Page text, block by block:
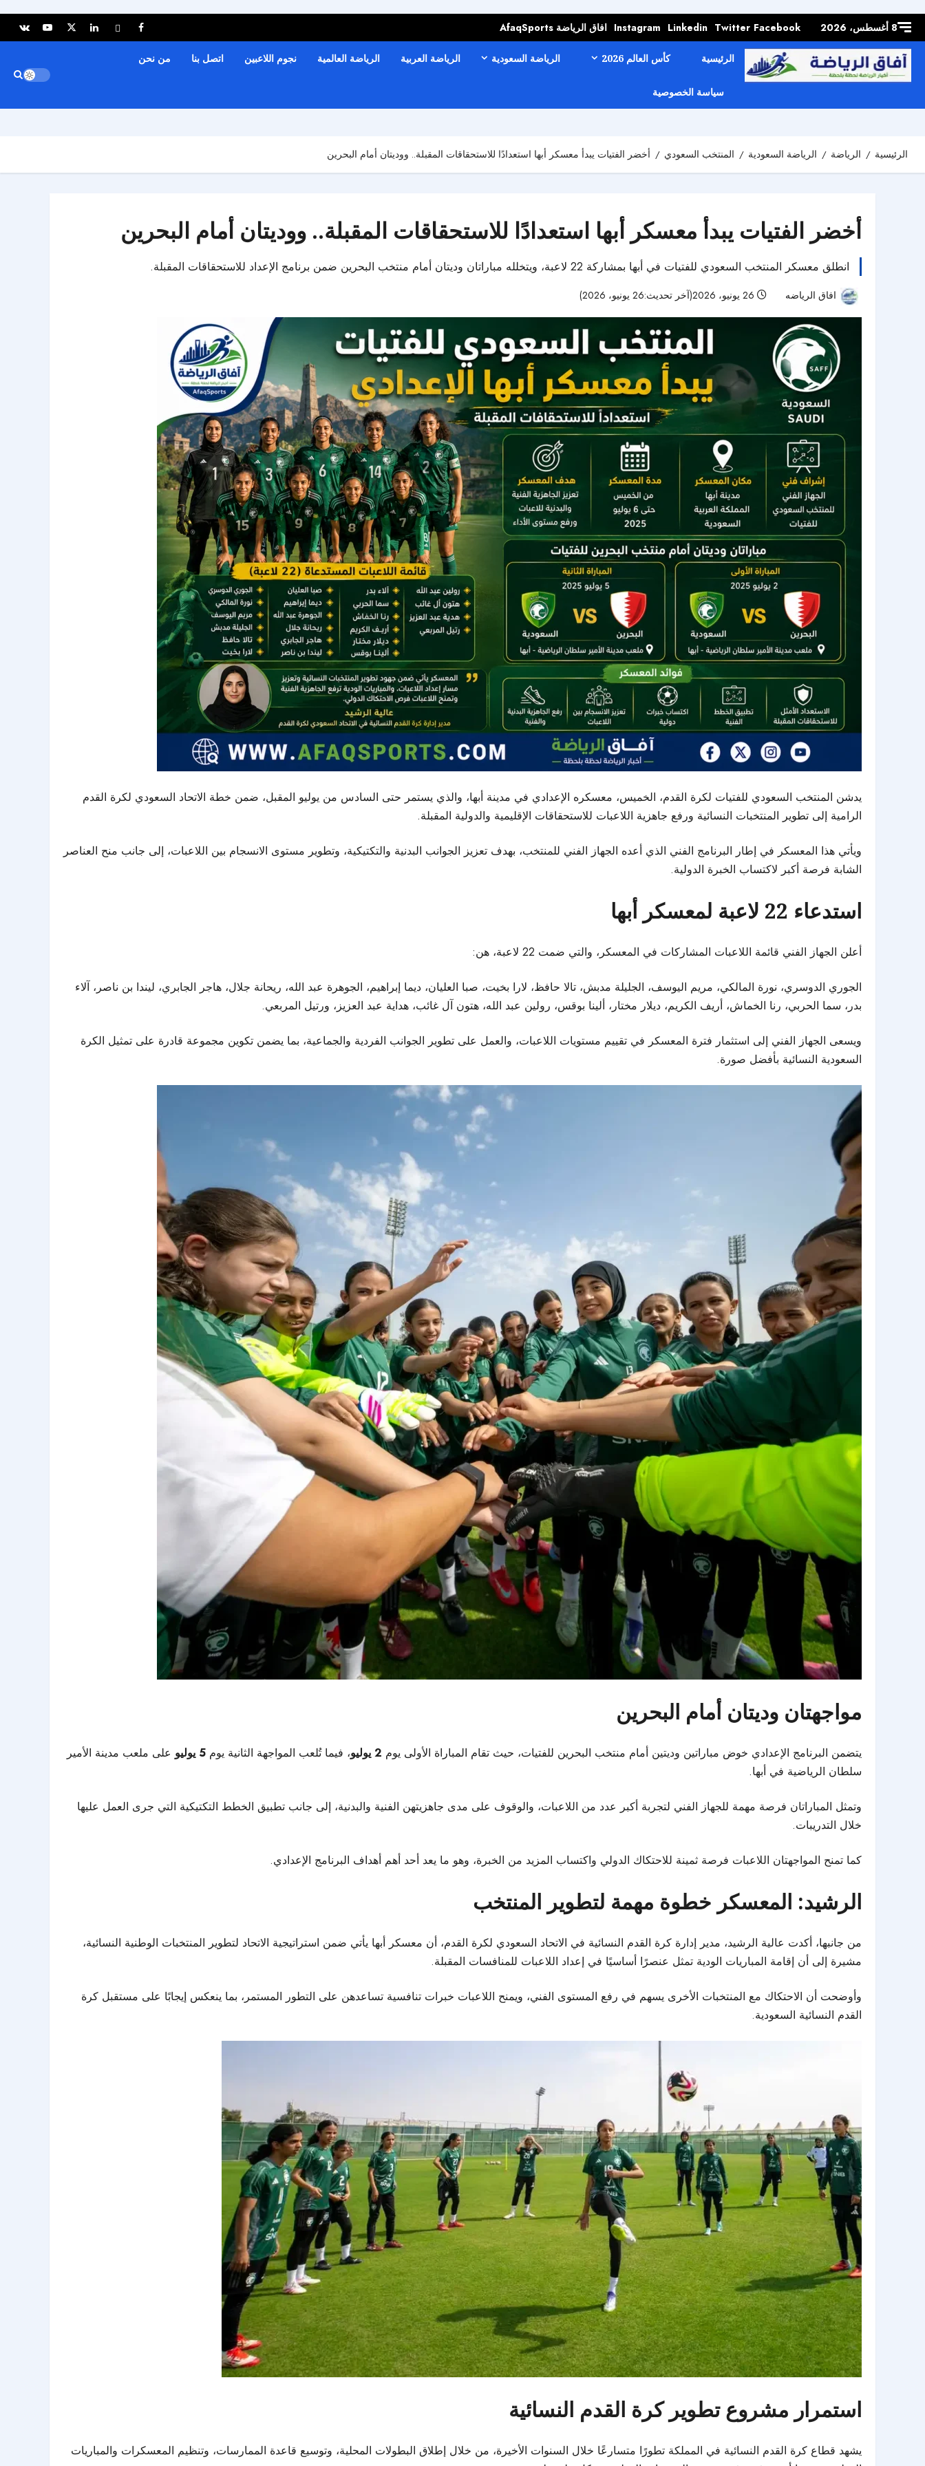
content8 أغسطس، 2026 Facebook
Twitter
Linkedin
Instagram افاق الرياضة AfaqSports
الرئيسية كأس العالم 2026 الرياضة السعودية الرياضة العربية الرياضة العالمية نجوم اللاعبين اتصل بنا من نحن
سياسة الخصوصية
الرئيسية الرياضة الرياضة السعودية المنتخب السعودي أخضر الفتيات يبدأ معسكر أبها استعدادًا للاستحقاقات المقبلة.. ووديتان أمام البحرين
أخضر الفتيات يبدأ معسكر أبها استعدادًا للاستحقاقات المقبلة.. ووديتان أمام البحرين
انطلق معسكر المنتخب السعودي للفتيات في أبها بمشاركة 22 لاعبة، ويتخلله مباراتان وديتان أمام منتخب البحرين ضمن برنامج الإعداد للاستحقاقات المقبلة.
افاق الرياضه
يدشن المنتخب السعودي للفتيات لكرة القدم، الخميس، معسكره الإعدادي في مدينة أبها، والذي يستمر حتى السادس من يوليو المقبل، ضمن خطة الاتحاد السعودي لكرة القدم
الرامية إلى تطوير المنتخبات النسائية ورفع جاهزية اللاعبات للاستحقاقات الإقليمية والدولية المقبلة.
ويأتي هذا المعسكر في إطار البرنامج الفني الذي أعده الجهاز الفني للمنتخب، بهدف تعزيز الجوانب البدنية والتكتيكية، وتطوير مستوى الانسجام بين اللاعبات، إلى جانب منح العناصر
الشابة فرصة أكبر لاكتساب الخبرة الدولية.
استدعاء 22 لاعبة لمعسكر أبها
أعلن الجهاز الفني قائمة اللاعبات المشاركات في المعسكر، والتي ضمت 22 لاعبة، هن:
الجوري الدوسري، نورة المالكي، مريم اليوسف، الجليلة مدبش، تالا حافظ، لارا بخيت، صبا العليان، ديما إبراهيم، الجوهرة عبد الله، ريحانة جلال، هاجر الجابري، ليندا بن ناصر، آلاء
بدر، سما الحربي، رنا الخماش، أريف الكريم، ديلار مختار، ألينا بوقس، رولين عبد الله، هتون آل غائب، هداية عبد العزيز، ورتيل المربعي.
ويسعى الجهاز الفني إلى استثمار فترة المعسكر في تقييم مستويات اللاعبات، والعمل على تطوير الجوانب الفردية والجماعية، بما يضمن تكوين مجموعة قادرة على تمثيل الكرة
السعودية النسائية بأفضل صورة.
مواجهتان وديتان أمام البحرين
يتضمن البرنامج الإعدادي خوض مباراتين وديتين أمام منتخب البحرين للفتيات، حيث تقام المباراة الأولى يوم 2 يوليو ، فيما تُلعب المواجهة الثانية يوم 5 يوليو
على ملعب مدينة الأمير
سلطان الرياضية في أبها.
وتمثل المباراتان فرصة مهمة للجهاز الفني لتجربة أكبر عدد من اللاعبات، والوقوف على مدى جاهزيتهن الفنية والبدنية، إلى جانب تطبيق الخطط التكتيكية التي جرى العمل عليها
خلال التدريبات.
كما تمنح المواجهتان اللاعبات فرصة ثمينة للاحتكاك الدولي واكتساب المزيد من الخبرة، وهو ما يعد أحد أهم أهداف البرنامج الإعدادي.
الرشيد: المعسكر خطوة مهمة لتطوير المنتخب
من جانبها، أكدت عالية الرشيد، مدير إدارة كرة القدم النسائية في الاتحاد السعودي لكرة القدم، أن معسكر أبها يأتي ضمن استراتيجية الاتحاد لتطوير المنتخبات الوطنية النسائية،
مشيرة إلى أن إقامة المباريات الودية تمثل عنصرًا أساسيًا في إعداد اللاعبات للمنافسات المقبلة.
وأوضحت أن الاحتكاك مع المنتخبات الأخرى يسهم في رفع المستوى الفني، ويمنح اللاعبات خبرات تنافسية تساعدهن على التطور المستمر، بما ينعكس إيجابًا على مستقبل كرة
القدم النسائية السعودية.
استمرار مشروع تطوير كرة القدم النسائية
يشهد قطاع كرة القدم النسائية في المملكة تطورًا متسارعًا خلال السنوات الأخيرة، من خلال إطلاق البطولات المحلية، وتوسيع قاعدة الممارسات، وتنظيم المعسكرات والمباريات